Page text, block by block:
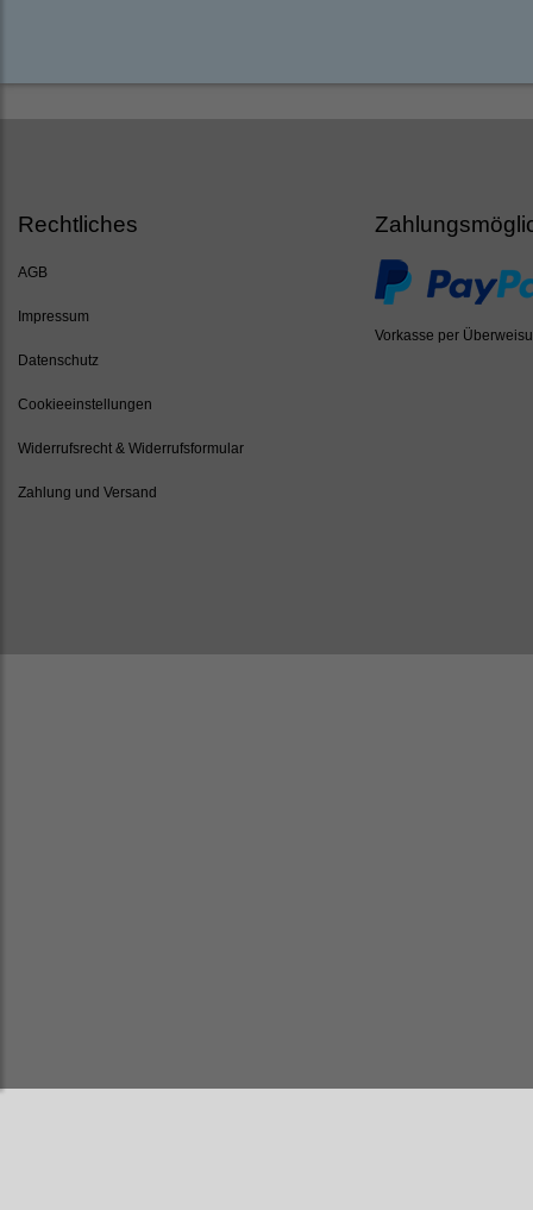
Rechtliches
AGB
Impressum
Datenschutz
Cookieeinstellungen
Widerrufsrecht & Widerrufsformular
Zahlung und Versand
Vorkasse per